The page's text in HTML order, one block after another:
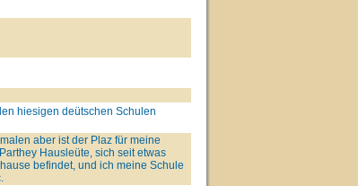
hiesigen deütschen Schulen
aber ist der Plaz für meine
Hausleüte, sich seit etwas
befindet, und ich meine Schule